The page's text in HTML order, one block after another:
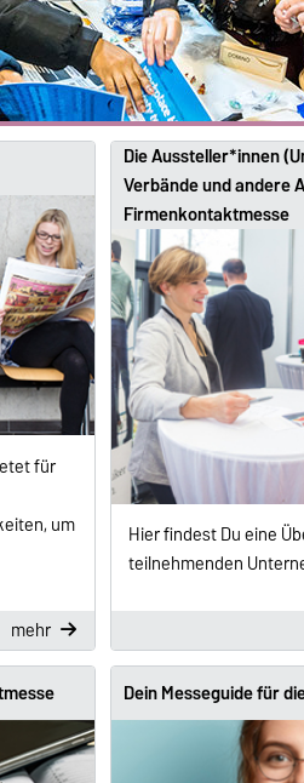
für
um
mehr
Die Aussteller*innen
Verbände und andere
Firmenkontaktmesse
Hier findest Du eine
teilnehmenden
Dein Messeguide für